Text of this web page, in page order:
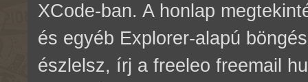
XCode-ban. A honlap
és egyéb Explorer-alapú
észlelsz, írj a freeleo freemail